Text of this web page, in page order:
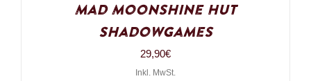
Mad Moonshine Hut
Shadowgames
29,90€
Inkl. MwSt.